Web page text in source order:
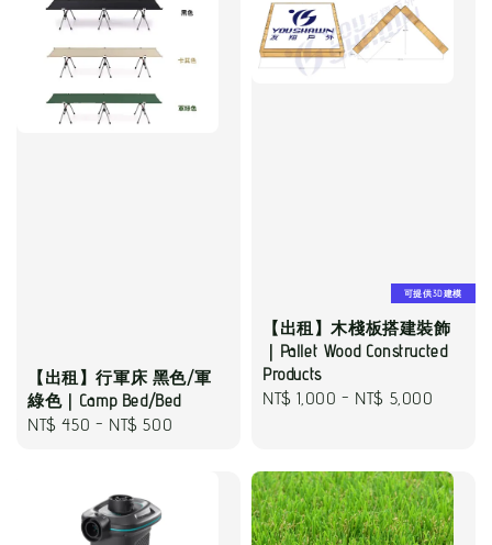
【出租】行軍床 黑色/軍
綠色｜Camp Bed/Bed
Regular
NT$ 450 - NT$ 500
可提供3D建模
【出租】木棧板搭建裝飾
｜Pallet Wood Constructed
Products
Regular
NT$ 1,000 - NT$ 5,000